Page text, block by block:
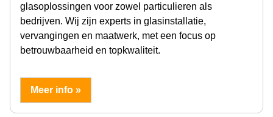
glasoplossingen voor zowel particulieren als
bedrijven. Wij zijn experts in glasinstallatie,
vervangingen en maatwerk, met een focus op
betrouwbaarheid en topkwaliteit.
Meer info »